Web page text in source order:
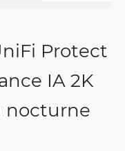
Protect
IA 2K
nocturne